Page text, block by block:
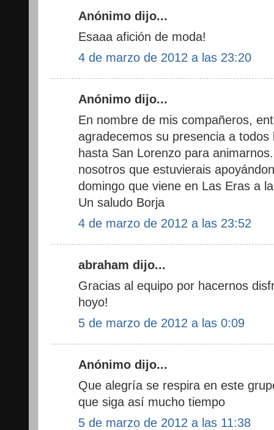
Anónimo dijo...
Esaaa afición de moda!
4 de marzo de 2012 a las 23:20
Anónimo dijo...
En nombre de mis compañeros,
agradecemos su presencia a
hasta San Lorenzo para
nosotros que estuvierais
domingo que viene en Las Eras a
Un saludo Borja
4 de marzo de 2012 a las 23:52
abraham dijo...
Gracias al equipo por hacernos
hoyo!
5 de marzo de 2012 a las 0:09
Anónimo dijo...
Que alegría se respira en este
que siga así mucho tiempo
5 de marzo de 2012 a las 11:38